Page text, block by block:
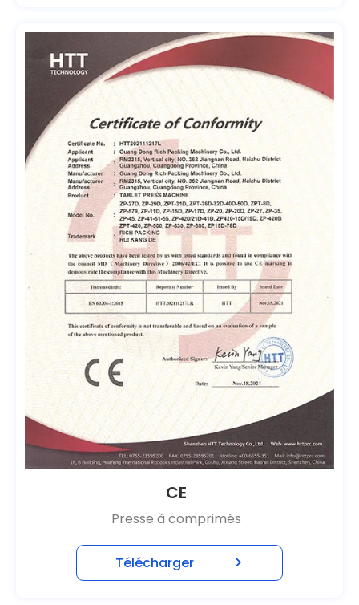
CE
Presse à comprimés
Télécharger